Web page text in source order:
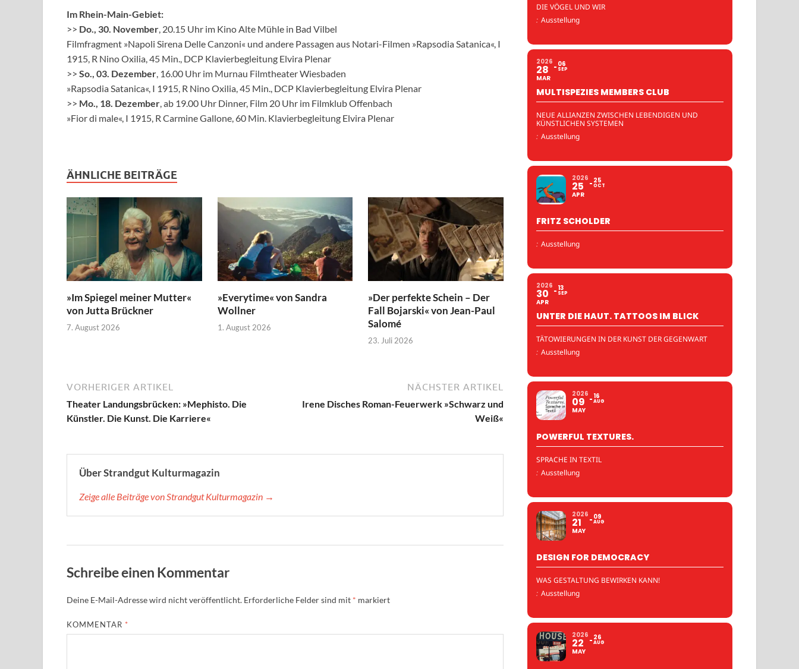
Im Rhein-Main-Gebiet:
>> Do., 30. November , 20.15 Uhr im Kino Alte Mühle in Bad Vilbel
Filmfragment »Napoli Sirena Delle Canzoni« und andere Passagen aus Notari-Filmen »Rapsodia Satanica«, I
1915, R Nino Oxilia, 45 Min., DCP Klavierbegleitung Elvira Plenar
>> So., 03. Dezember , 16.00 Uhr im Murnau Filmtheater Wiesbaden
»Rapsodia Satanica«, I 1915, R Nino Oxilia, 45 Min., DCP Klavierbegleitung Elvira Plenar
>> Mo., 18. Dezember , ab 19.00 Uhr Dinner, Film 20 Uhr im Filmklub Offenbach
»Fior di male«, I 1915, R Carmine Gallone, 60 Min. Klavierbegleitung Elvira Plenar
ÄHNLICHE BEITRÄGE
»Im Spiegel meiner Mutter«
von Jutta Brückner
7. August 2026
»Everytime« von Sandra
Wollner
1. August 2026
»Der perfekte Schein – Der
Fall Bojarski« von Jean-Paul
Salomé
23. Juli 2026
VORHERIGER ARTIKEL
Theater Landungsbrücken: »Mephisto. Die
Künstler. Die Kunst. Die Karriere«
NÄCHSTER ARTIKEL
Irene Disches Roman-Feuerwerk »Schwarz und
Weiß«
Über Strandgut Kulturmagazin
Zeige alle Beiträge von Strandgut Kulturmagazin →
Schreibe einen Kommentar
Deine E-Mail-Adresse wird nicht veröffentlicht. Erforderliche Felder sind mit * markiert
KOMMENTAR *
DIE VÖGEL UND WIR
: Ausstellung
2026
28
MAR
06
SEP
MULTISPEZIES MEMBERS CLUB
NEUE ALLIANZEN ZWISCHEN LEBENDIGEN UND
KÜNSTLICHEN SYSTEMEN
: Ausstellung
2026
25
APR
25
OCT
FRITZ SCHOLDER
: Ausstellung
2026
30
APR
13
SEP
UNTER DIE HAUT. TATTOOS IM BLICK
TÄTOWIERUNGEN IN DER KUNST DER GEGENWART
: Ausstellung
2026
09
MAY
16
AUG
POWERFUL TEXTURES.
SPRACHE IN TEXTIL
: Ausstellung
2026
21
MAY
09
AUG
DESIGN FOR DEMOCRACY
WAS GESTALTUNG BEWIRKEN KANN!
: Ausstellung
2026
22
MAY
26
AUG